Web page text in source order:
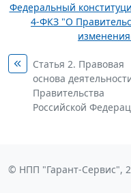
Федеральный
4-ФКЗ "О
Статья 2. Правовая
основа
Правительства
Российской
© НПП "Гарант-Сервис",